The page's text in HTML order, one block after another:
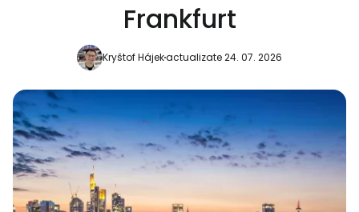
Frankfurt
Kryštof Hájekactualizate 24. 07. 2026
Continuați cu e-mailul